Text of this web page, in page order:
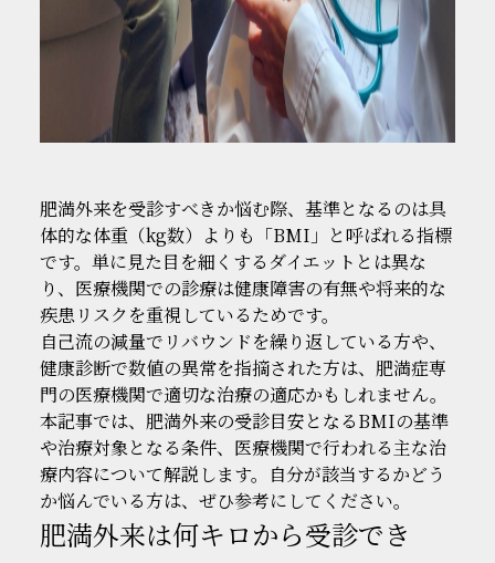
肥満外来を受診すべきか悩む際、基準となるのは具
体的な体重（kg数）よりも「BMI」と呼ばれる指標
です。単に見た目を細くするダイエットとは異な
り、医療機関での診療は健康障害の有無や将来的な
疾患リスクを重視しているためです。
自己流の減量でリバウンドを繰り返している方や、
健康診断で数値の異常を指摘された方は、肥満症専
門の医療機関で適切な治療の適応かもしれません。
本記事では、肥満外来の受診目安となるBMIの基準
や治療対象となる条件、医療機関で行われる主な治
療内容について解説します。自分が該当するかどう
か悩んでいる方は、ぜひ参考にしてください。
肥満外来は何キロから受診でき